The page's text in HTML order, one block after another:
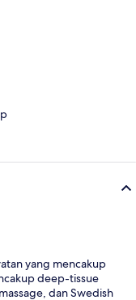
yang mencakup
deep-tissue
dan Swedish